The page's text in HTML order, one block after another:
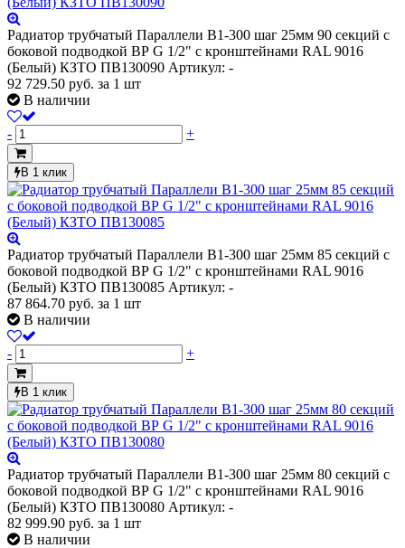
Радиатор трубчатый Параллели В1-300 шаг 25мм 90 секций с
боковой подводкой ВР G 1/2" с кронштейнами RAL 9016
(Белый) КЗТО ПВ130090 Артикул: -
92 729.50 руб. за 1 шт
В наличии
- +
В 1 клик
Радиатор трубчатый Параллели В1-300 шаг 25мм 85 секций с
боковой подводкой ВР G 1/2" с кронштейнами RAL 9016
(Белый) КЗТО ПВ130085 Артикул: -
87 864.70 руб. за 1 шт
В наличии
- +
В 1 клик
Радиатор трубчатый Параллели В1-300 шаг 25мм 80 секций с
боковой подводкой ВР G 1/2" с кронштейнами RAL 9016
(Белый) КЗТО ПВ130080 Артикул: -
82 999.90 руб. за 1 шт
В наличии